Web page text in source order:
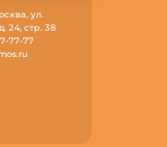
ул.
24, стр. 38
77-77